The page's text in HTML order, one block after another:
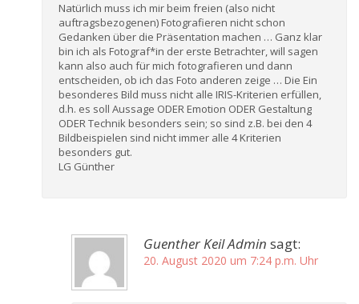
Natürlich muss ich mir beim freien (also nicht
auftragsbezogenen) Fotografieren nicht schon
Gedanken über die Präsentation machen … Ganz klar
bin ich als Fotograf*in der erste Betrachter, will sagen
kann also auch für mich fotografieren und dann
entscheiden, ob ich das Foto anderen zeige … Die Ein
besonderes Bild muss nicht alle IRIS-Kriterien erfüllen,
d.h. es soll Aussage ODER Emotion ODER Gestaltung
ODER Technik besonders sein; so sind z.B. bei den 4
Bildbeispielen sind nicht immer alle 4 Kriterien
besonders gut.
LG Günther
Guenther Keil Admin sagt:
20. August 2020 um 7:24 p.m. Uhr